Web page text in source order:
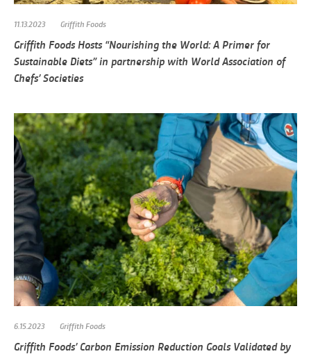
11.13.2023 Griffith Foods
Griffith Foods Hosts “Nourishing the World: A Primer for
Sustainable Diets” in partnership with World Association of
Chefs’ Societies
6.15.2023 Griffith Foods
Griffith Foods’ Carbon Emission Reduction Goals Validated by